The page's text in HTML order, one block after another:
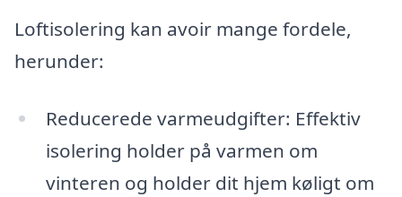
Loftisolering kan avoir mange fordele,
herunder:
Reducerede varmeudgifter: Effektiv
isolering holder på varmen om
vinteren og holder dit hjem køligt om